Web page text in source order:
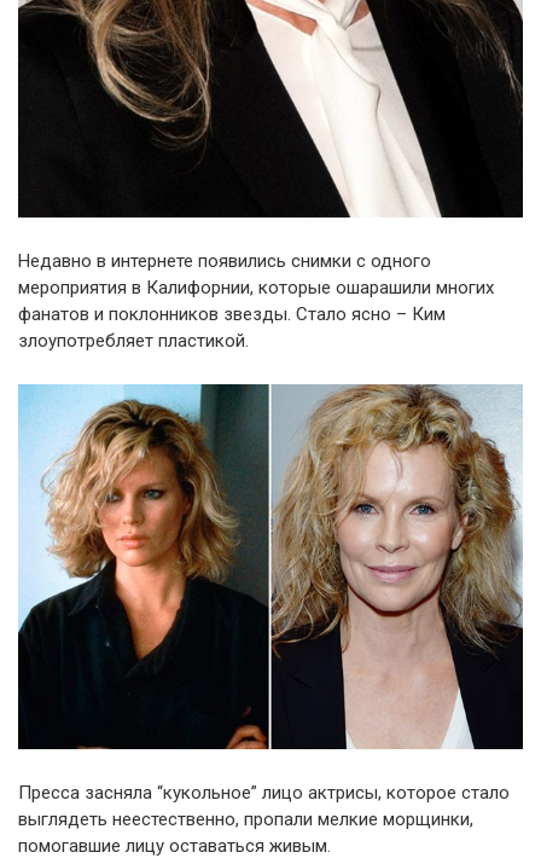
Недавно в интернете появились снимки с одного
мероприятия в Калифорнии, которые ошарашили многих
фанатов и поклонников звезды. Стало ясно – Ким
злоупотребляет пластикой.
Пресса засняла “кукольное” лицо актрисы, которое стало
выглядеть неестественно, пропали мелкие морщинки,
помогавшие лицу оставаться живым.